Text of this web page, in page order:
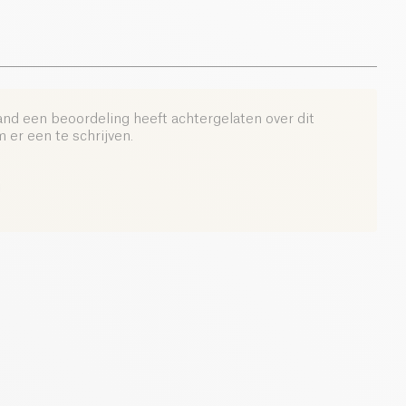
een beoordeling heeft achtergelaten over dit
er een te schrijven.